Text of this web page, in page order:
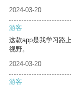
2024-03-20
游客
这款app是我学习路
视野。
2024-03-20
游客